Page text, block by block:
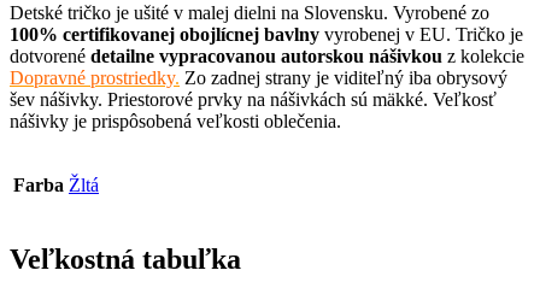
Detské tričko je ušité v malej dielni na Slovensku. Vyrobené zo
100% certifikovanej obojlícnej bavlny vyrobenej v EU. Tričko je
dotvorené detailne vypracovanou autorskou nášivkou z kolekcie
Dopravné prostriedky. Zo zadnej strany je viditeľný iba obrysový
šev nášivky. Priestorové prvky na nášivkách sú mäkké. Veľkosť
nášivky je prispôsobená veľkosti oblečenia.
Farba Žltá
Veľkostná tabuľka